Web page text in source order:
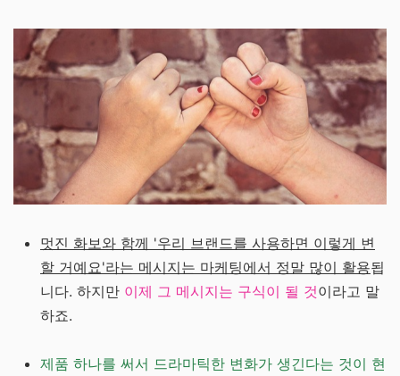
멋진 화보와 함께 '우리 브랜드를 사용하면 이렇게 변
할 거예요'라는 메시지는 마케팅에서 정말 많이 활용됩
니다. 하지만 이제 그 메시지는 구식이 될 것이라고 말
하죠.
제품 하나를 써서 드라마틱한 변화가 생긴다는 것이 현